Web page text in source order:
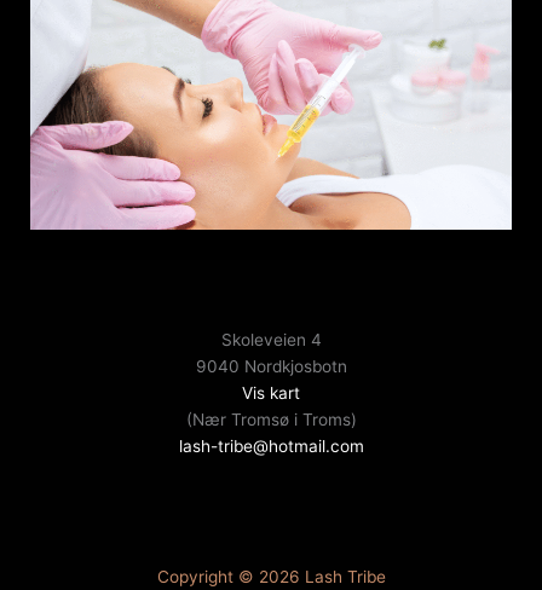
Skoleveien 4
9040 Nordkjosbotn
Vis kart
(Nær Tromsø i Troms)
lash-tribe@hotmail.com
Copyright © 2026 Lash Tribe